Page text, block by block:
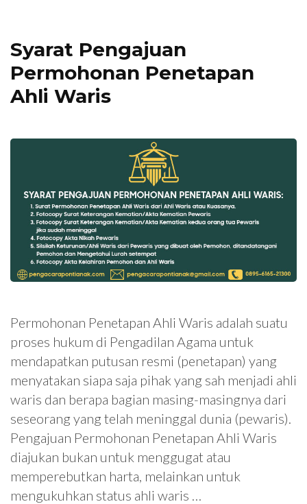
Syarat Pengajuan
Permohonan Penetapan
Ahli Waris
Permohonan Penetapan Ahli Waris adalah suatu
proses hukum di Pengadilan Agama untuk
mendapatkan putusan resmi (penetapan) yang
menyatakan siapa saja pihak yang sah menjadi ahli
waris dan berapa bagian masing-masingnya dari
seseorang yang telah meninggal dunia (pewaris).
Pengajuan Permohonan Penetapan Ahli Waris
diajukan bukan untuk menggugat atau
memperebutkan harta, melainkan untuk
mengukuhkan status ahli waris …